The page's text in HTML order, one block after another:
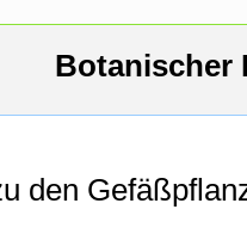
Botanischer
den